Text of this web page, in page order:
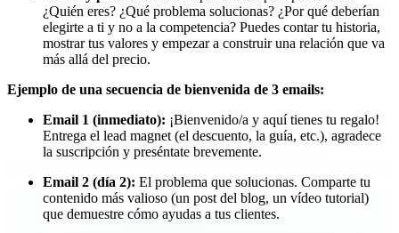
¿Quién eres? ¿Qué problema solucionas? ¿Por qué deberían
elegirte a ti y no a la competencia? Puedes contar tu historia,
mostrar tus valores y empezar a construir una relación que va
más allá del precio.
Ejemplo de una secuencia de bienvenida de 3 emails:
Email 1 (inmediato): ¡Bienvenido/a y aquí tienes tu regalo!
Entrega el lead magnet (el descuento, la guía, etc.), agradece
la suscripción y preséntate brevemente.
Email 2 (día 2): El problema que solucionas. Comparte tu
contenido más valioso (un post del blog, un vídeo tutorial)
que demuestre cómo ayudas a tus clientes.